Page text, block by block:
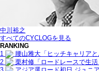
中川裕之
すべてのCYCLOGを見る
RANKING
1
腰山雅大「ヒッチキャリア
2
栗村修「ロードレースで生活